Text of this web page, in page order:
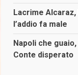
Lacrime Alcaraz,
l’addio fa male
Napoli che
Conte disperato